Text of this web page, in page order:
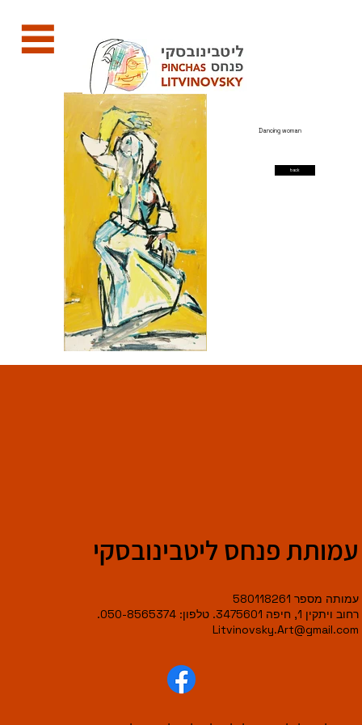
Dancing woman
back
עמותת פנחס ליטבינובסקי
עמותה מספר 580118261
רחוב ויתקין 1, חיפה 3475601. טלפון: 050-8565374.
Litvinovsky.Art@gmail.com